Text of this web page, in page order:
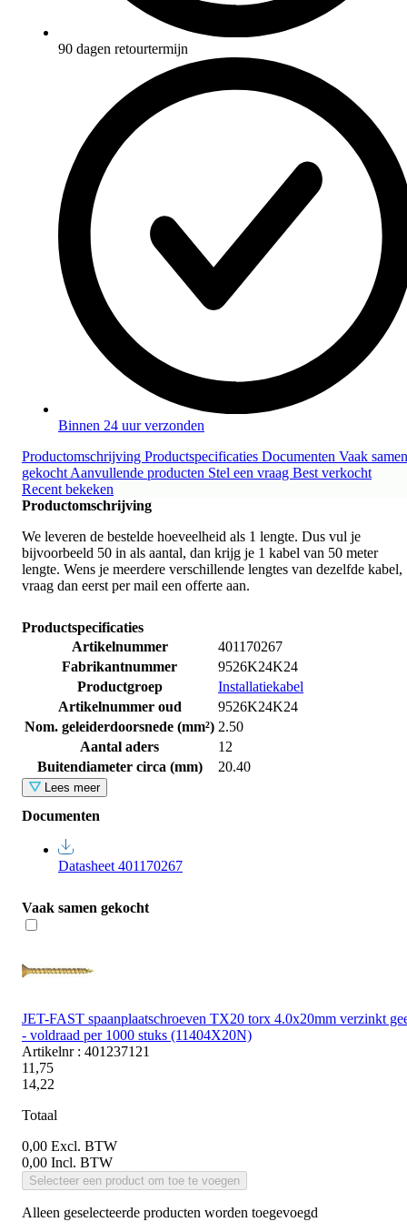
90 dagen retourtermijn
Binnen 24 uur verzonden
Productomschrijving Productspecificaties Documenten Vaak samen
gekocht Aanvullende producten Stel een vraag Best verkocht
Recent bekeken
Productomschrijving
We leveren de bestelde hoeveelheid als 1 lengte. Dus vul je
bijvoorbeeld 50 in als aantal, dan krijg je 1 kabel van 50 meter
lengte. Wens je meerdere verschillende lengtes van dezelfde kabel,
vraag dan eerst per mail een offerte aan.
Productspecificaties
Artikelnummer
401170267
Fabrikantnummer
9526K24K24
Productgroep
Installatiekabel
Artikelnummer oud
9526K24K24
Nom. geleiderdoorsnede (mm²) 2.50
Aantal aders
12
Buitendiameter circa (mm)
20.40
Lees meer
Documenten
Datasheet 401170267
Vaak samen gekocht
JET-FAST spaanplaatschroeven TX20 torx 4.0x20mm verzinkt
- voldraad per 1000 stuks (11404X20N)
Artikelnr : 401237121
11,75
14,22
Totaal
0,00 Excl. BTW
0,00 Incl. BTW
Selecteer een product om toe te voegen
Alleen geselecteerde producten worden toegevoegd